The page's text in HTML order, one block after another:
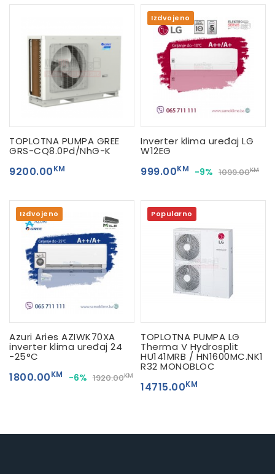
TOPLOTNA PUMPA GREE
GRS-CQ8.0Pd/NhG-K
9200.00KM
Izdvojeno
Inverter klima uređaj LG
W12EG
999.00KM -9% 1099.00KM
Izdvojeno
Azuri Aries AZIWK70XA
inverter klima uređaj 24
-25°C
1800.00KM -6% 1920.00KM
Popularno
TOPLOTNA PUMPA LG
Therma V Hydrosplit
HU141MRB / HN1600MC.NK1
R32 MONOBLOC
14715.00KM